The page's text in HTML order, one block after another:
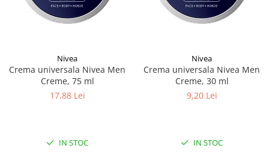
Nivea
Crema universala Nivea Men
Creme, 75 ml
17,88 Lei
IN STOC
Nivea
Crema universala Nivea Men
Creme, 30 ml
9,20 Lei
IN STOC